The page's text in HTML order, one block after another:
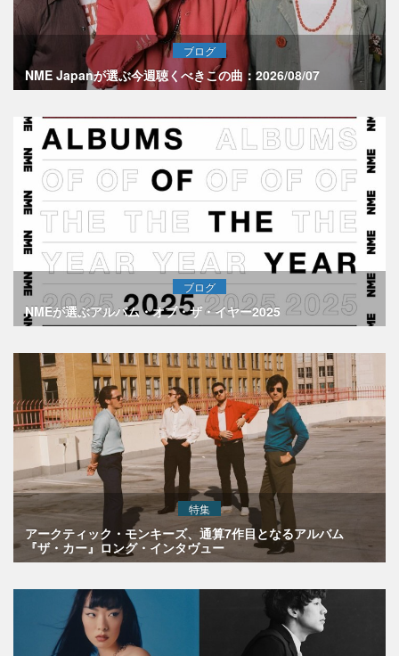
ブログ
NME Japanが選ぶ今週聴くべきこの曲：2026/08/07
ブログ
NMEが選ぶアルバム・オブ・ザ・イヤー2025
特集
アークティック・モンキーズ、通算7作目となるアルバム
『ザ・カー』ロング・インタヴュー